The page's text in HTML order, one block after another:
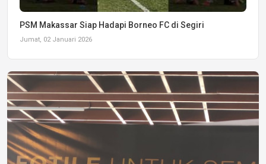
PSM Makassar Siap Hadapi Borneo FC di Segiri
Jumat, 02 Januari 2026